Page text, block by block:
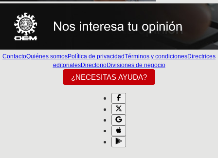
ContactoQuiénes somosPolítica de privacidadTérminos y condicionesDirectrices
editorialesDirectorioDivisiones de negocio
¿NECESITAS AYUDA?